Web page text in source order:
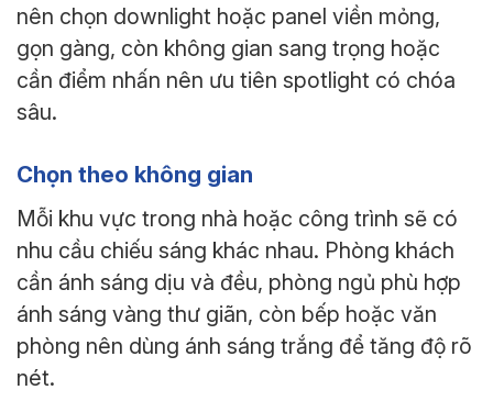
nên chọn downlight hoặc panel viền mỏng,
gọn gàng, còn không gian sang trọng hoặc
cần điểm nhấn nên ưu tiên spotlight có chóa
sâu.
Chọn theo không gian
Mỗi khu vực trong nhà hoặc công trình sẽ có
nhu cầu chiếu sáng khác nhau. Phòng khách
cần ánh sáng dịu và đều, phòng ngủ phù hợp
ánh sáng vàng thư giãn, còn bếp hoặc văn
phòng nên dùng ánh sáng trắng để tăng độ rõ
nét.